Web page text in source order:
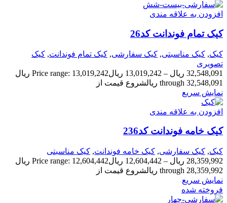
افزودن به علاقه مندی
کیک تمام فوندانت کد26
کیک, کیک مناسبتی, کیک سفارشی, کیک تمام فوندانت, کیک
تصویری
32,548,091 ریال –
13,019,242 ریال
Price range: 13,019,242 ریال
through 32,548,091 ریال
شروع قیمت از
نمایش سریع
افزودن به علاقه مندی
کیک خامه فوندانت کد236
کیک, کیک سفارشی, کیک خامه فوندانت, کیک مناسبتی
28,359,992 ریال –
12,604,442 ریال
Price range: 12,604,442 ریال
through 28,359,992 ریال
شروع قیمت از
نمایش سریع
فروخته شده